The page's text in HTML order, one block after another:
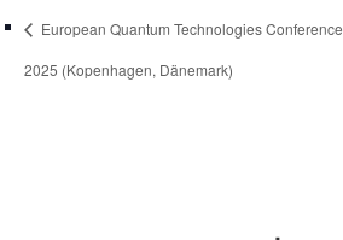
European Quantum Technologies Conference
2025 (Kopenhagen, Dänemark)